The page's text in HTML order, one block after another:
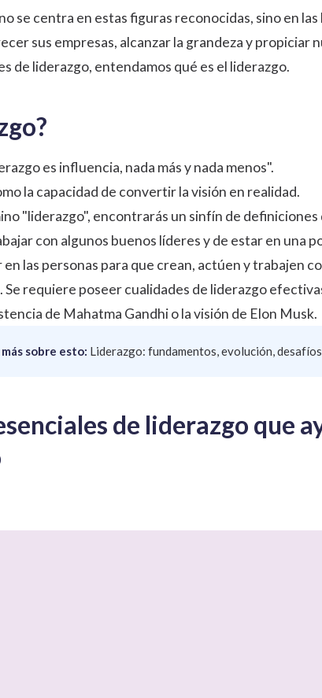
se centra en estas figuras reconocidas, sino en
sus empresas, alcanzar la grandeza y propiciar
de liderazgo, entendamos qué es el liderazgo.
es influencia, nada más y nada menos".
la capacidad de convertir la visión en realidad.
"liderazgo", encontrarás un sinfín de
con algunos buenos líderes y de estar en una
las personas para que crean, actúen y trabajen
Se requiere poseer cualidades de liderazgo
de Mahatma Gandhi o la visión de Elon Musk.
sobre esto: Liderazgo: fundamentos, evolución,
de liderazgo que